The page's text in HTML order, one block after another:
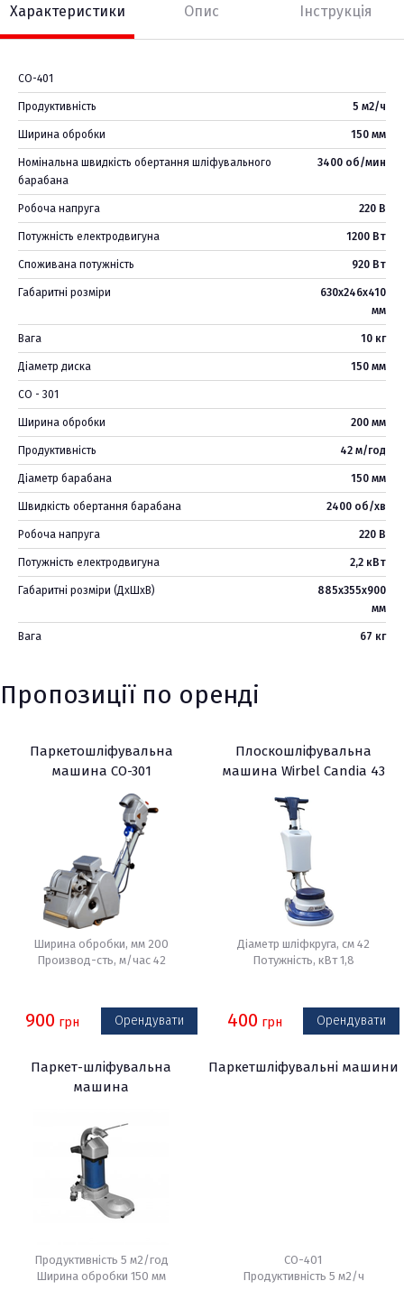
Характеристики Опис Інструкція
СО-401
Продуктивність 5 м2/ч
Ширина обробки 150 мм
Номінальна швидкість обертання шліфувального
барабана
3400 об/мин
Робоча напруга 220 В
Потужність електродвигуна 1200 Вт
Споживана потужність 920 Вт
Габаритні розміри
630х246х410
мм
Вага 10 кг
Діаметр диска 150 мм
СО - 301
Ширина обробки 200 мм
Продуктивність 42 м/год
Діаметр барабана 150 мм
Швидкість обертання барабана 2400 об/хв
Робоча напруга 220 В
Потужність електродвигуна 2,2 кВт
Габаритні розміри (ДхШхВ)
885х355х900
мм
Вага 67 кг
Пропозиції по оренді
Паркетошліфувальна
машина СО-301
Ширина обробки, мм 200
Производ-сть, м/час 42
900 грн Орендувати
Плоскошліфувальна
машина Wirbel Candia 43
Діаметр шліфкруга, см 42
Потужність, кВт 1,8
400 грн Орендувати
Паркет-шліфувальна
машина
Продуктивність 5 м2/год
Ширина обробки 150 мм
Паркетшліфувальні машини
СО-401
Продуктивність 5 м2/ч